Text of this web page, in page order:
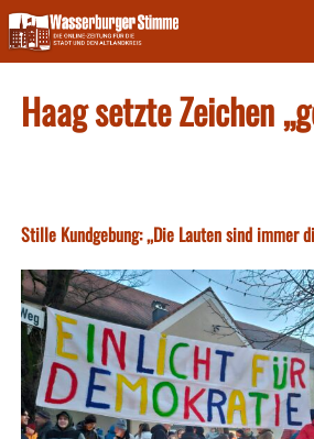
Skip
to
content
Haag setzte Zeichen
Stille Kundgebung: ,,Die Lauten sind immer